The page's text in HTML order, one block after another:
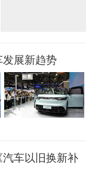
发展新趋势
车以旧换新补